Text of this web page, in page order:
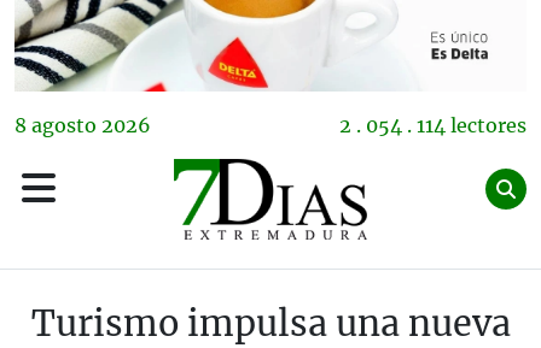
8 agosto 2026 2 . 054 . 114 lectores
Turismo impulsa una nueva